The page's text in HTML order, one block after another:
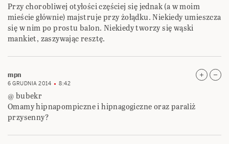
Przy chorobliwej otyłości częściej się jednak (a w moim
mieście głównie) majstruje przy żołądku. Niekiedy umieszcza
się w nim po prostu balon. Niekiedy tworzy się wąski
mankiet, zaszywając resztę.
mpn
6 GRUDNIA 2014 8:42
@ bubekr
Omamy hipnapompiczne i hipnagogiczne oraz paraliż
przysenny?